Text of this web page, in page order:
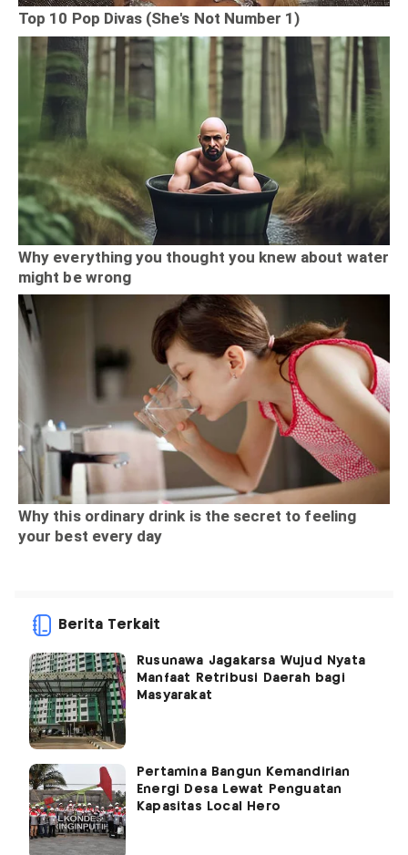
Berita Terkait
Rusunawa Jagakarsa Wujud Nyata
Manfaat Retribusi Daerah bagi
Masyarakat
Pertamina Bangun Kemandirian
Energi Desa Lewat Penguatan
Kapasitas Local Hero